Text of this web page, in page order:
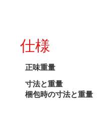
仕様
正味重量
寸法と重量
梱包時の寸法と重量